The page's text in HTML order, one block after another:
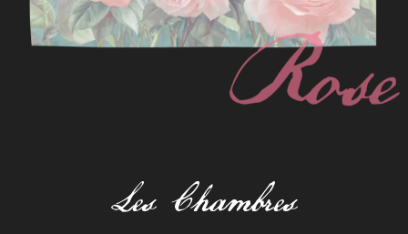
Les Chambres